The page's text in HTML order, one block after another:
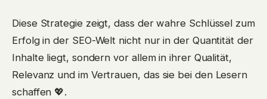
Diese Strategie zeigt, dass der wahre Schlüssel zum
Erfolg in der SEO-Welt nicht nur in der Quantität der
Inhalte liegt, sondern vor allem in ihrer Qualität,
Relevanz und im Vertrauen, das sie bei den Lesern
schaffen 💖.